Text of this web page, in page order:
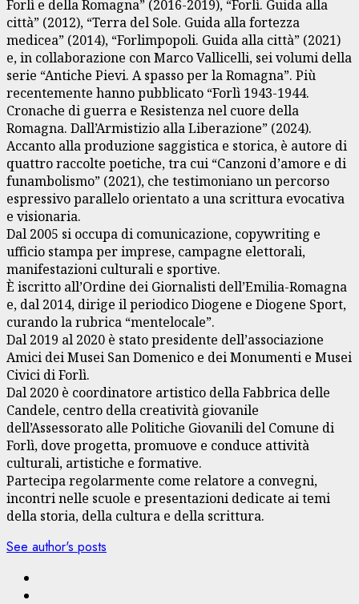
Forlì e della Romagna” (2016-2019), “Forlì. Guida alla
città” (2012), “Terra del Sole. Guida alla fortezza
medicea” (2014), “Forlimpopoli. Guida alla città” (2021)
e, in collaborazione con Marco Vallicelli, sei volumi della
serie “Antiche Pievi. A spasso per la Romagna”. Più
recentemente hanno pubblicato “Forlì 1943-1944.
Cronache di guerra e Resistenza nel cuore della
Romagna. Dall’Armistizio alla Liberazione” (2024).
Accanto alla produzione saggistica e storica, è autore di
quattro raccolte poetiche, tra cui “Canzoni d’amore e di
funambolismo” (2021), che testimoniano un percorso
espressivo parallelo orientato a una scrittura evocativa
e visionaria.
Dal 2005 si occupa di comunicazione, copywriting e
ufficio stampa per imprese, campagne elettorali,
manifestazioni culturali e sportive.
È iscritto all’Ordine dei Giornalisti dell’Emilia-Romagna
e, dal 2014, dirige il periodico Diogene e Diogene Sport,
curando la rubrica “mentelocale”.
Dal 2019 al 2020 è stato presidente dell’associazione
Amici dei Musei San Domenico e dei Monumenti e Musei
Civici di Forlì.
Dal 2020 è coordinatore artistico della Fabbrica delle
Candele, centro della creatività giovanile
dell’Assessorato alle Politiche Giovanili del Comune di
Forlì, dove progetta, promuove e conduce attività
culturali, artistiche e formative.
Partecipa regolarmente come relatore a convegni,
incontri nelle scuole e presentazioni dedicate ai temi
della storia, della cultura e della scrittura.
See author's posts